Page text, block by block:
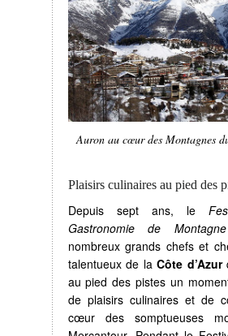
Auron au cœur des Montagnes
Plaisirs culinaires au pied des
Depuis sept ans, le
Gastronomie de Montagne
nombreux grands chefs et
talentueux de la Côte d’Azur
au pied des pistes un
de plaisirs culinaires et de
cœur des somptueuses